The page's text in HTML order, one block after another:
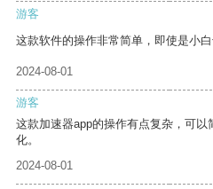
游客
这款软件的操作非常简单，即使是小白
2024-08-01
游客
这款加速器app的操作有点复杂，可
化。
2024-08-01